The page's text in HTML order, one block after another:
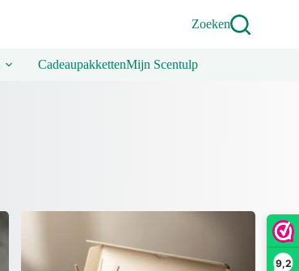
9,2
Zoeken
CadeaupakkettenMijn Scentulp